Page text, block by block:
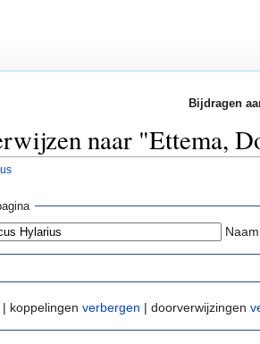
Bijdragen
naar "Ettema,
| koppelingen verbergen | doorverwijzingen